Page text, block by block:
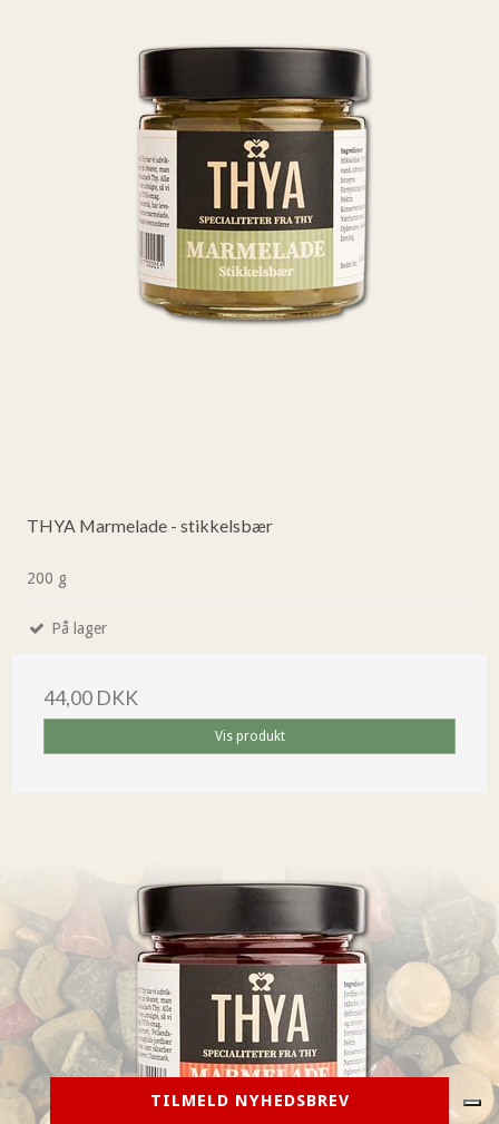
THYA Marmelade - stikkelsbær
200 g
På lager
44,00 DKK
Vis produkt
TILMELD NYHEDSBREV